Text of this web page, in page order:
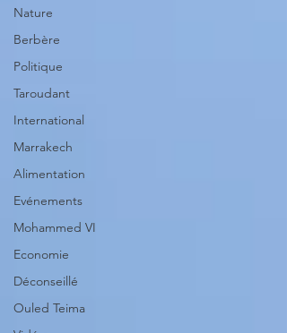
Nature
Berbère
Politique
Taroudant
International
Marrakech
Alimentation
Evénements
Mohammed VI
Economie
Déconseillé
Ouled Teima